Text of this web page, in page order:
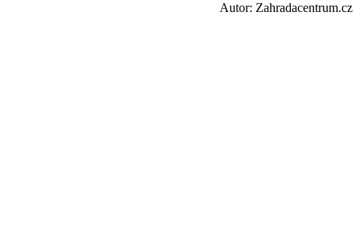
Autor: Zahradacentrum.cz